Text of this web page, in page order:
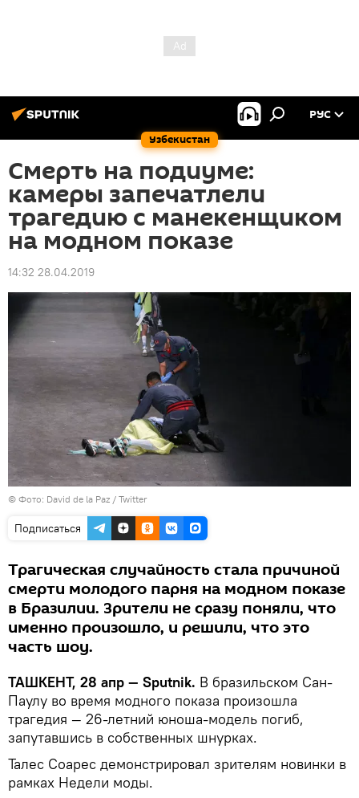
Узбекистан
РУС
Смерть на подиуме:
камеры запечатлели
трагедию с манекенщиком
на модном показе
14:32 28.04.2019
© Фото: David de la Paz / Twitter
Подписаться
Трагическая случайность стала причиной
смерти молодого парня на модном показе
в Бразилии. Зрители не сразу поняли, что
именно произошло, и решили, что это
часть шоу.
ТАШКЕНТ, 28 апр — Sputnik. В бразильском Сан-
Паулу во время модного показа произошла
трагедия — 26-летний юноша-модель погиб,
запутавшись в собственных шнурках.
Талес Соарес демонстрировал зрителям новинки в
рамках Недели моды.